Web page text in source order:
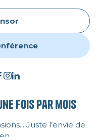
fois par mois
Juste l’envie de